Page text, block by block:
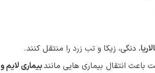
، دنگی، زیکا و تب زرد را منتقل کنند.
باعث انتقال بیماری هایی مانندبیماری لایم و